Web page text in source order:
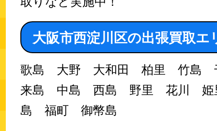
大阪市西淀川区の出張買取エ
歌島 大野 大和田 柏里 竹島
来島 中島 西島 野里 花川
島 福町 御幣島